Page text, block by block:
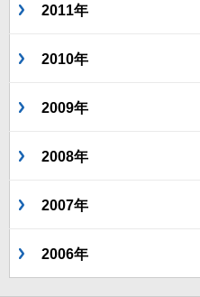
2011年
2010年
2009年
2008年
2007年
2006年